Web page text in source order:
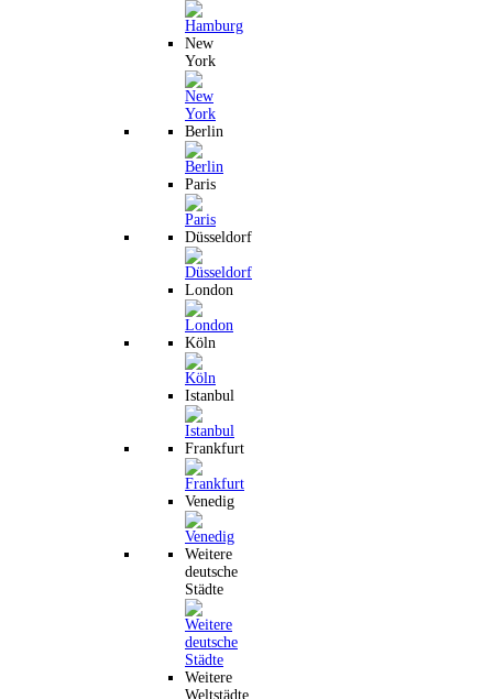
New
York
Berlin
Paris
Düsseldorf
London
Köln
Istanbul
Frankfurt
Venedig
Weitere
deutsche
Städte
Weitere
Weltstädte